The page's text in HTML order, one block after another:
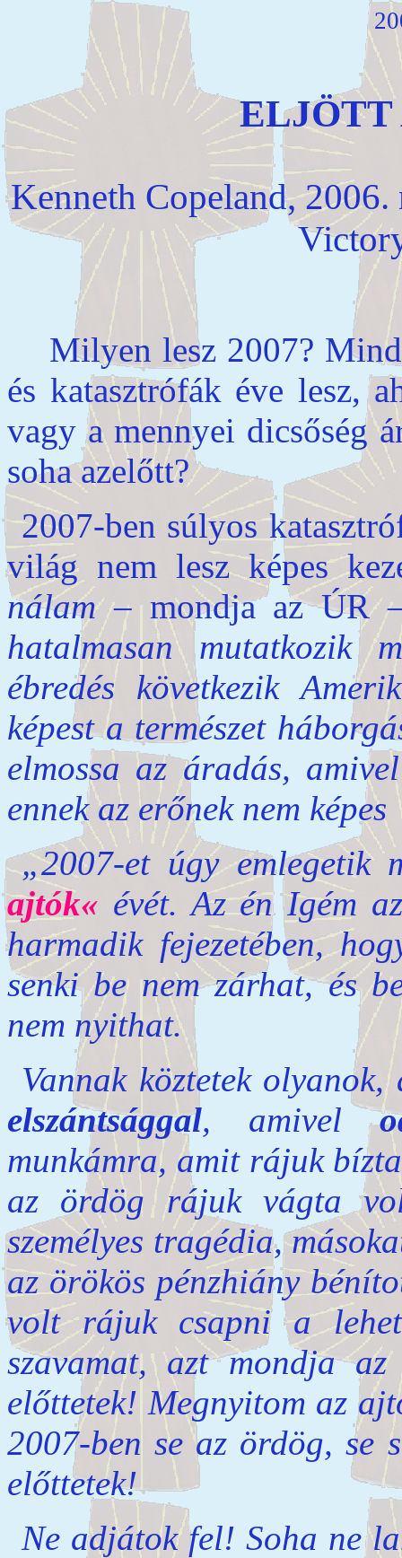
Kenneth Copeland,
Milyen lesz 2007?
és katasztrófák éve lesz,
vagy a mennyei dicsőség
soha azelőtt?
2007-ben súlyos
világ nem lesz képes
nálam– mondja az ÚR
hatalmasan mutatkozik
ébredés következik
képest a természet
elmossa az áradás,
ennek az erőnek nem
„2007-et úgy
ajtók« évét. Az én Igém
harmadik fejezetében,
senki be nem zárhat, és
nem nyithat.
Vannak köztetek
elszántsággal, amivel
munkámra, amit rájuk
az ördög rájuk vágta
személyes tragédia,
az örökös pénzhiány
volt rájuk csapni a
szavamat, azt mondja
előttetek! Megnyitom az
2007-ben se az ördög, se
előttetek!
Ne adjátok fel! Soha ne